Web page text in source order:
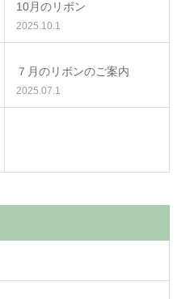
10月のリボン
2025.10.1
７月のリボンのご案内
2025.07.1